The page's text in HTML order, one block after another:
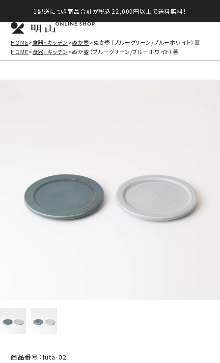
1配送につき商品合計が税込22,000円以上で送料無料！
ONLINE SHOP
HOME 食器・キッチン ぬか壺
ぬか壺（ブルーグリーン/ブルーホワイト）蓋
HOME 食器・キッチン ぬか壺（ブルーグリーン/ブルーホワイト）蓋
商品番号：futa-02